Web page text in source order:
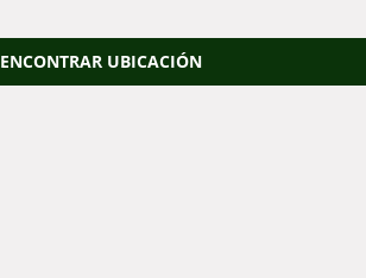
ENCONTRAR UBICACIÓN